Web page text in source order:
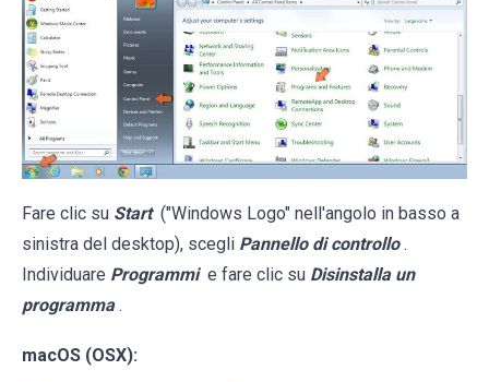
Fare clic su Start ("Windows Logo" nell'angolo in basso a
sinistra del desktop), scegli Pannello di controllo .
Individuare Programmi e fare clic su Disinstalla un
programma .
macOS (OSX):